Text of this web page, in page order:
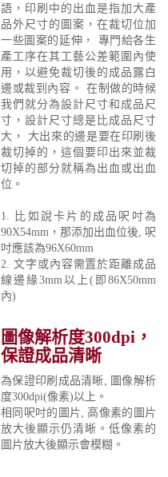
語，印刷中的出血是指加大產
品外尺寸的圖案，在裁切位加
一些圖案的延伸， 專門給各生
產工序在其工藝公差範圍內使
用，以避免裁切後的成品露白
邊或裁到內容。 在制做的時候
我們就分為設計尺寸和成品尺
寸，設計尺寸總是比成品尺寸
大， 大出來的邊是要在印刷後
裁切掉的，這個要印出來並裁
切掉的部分就稱為出血或出血
位。
1. 比如說卡片的成品呎吋為
90X54mm，那添加出血位後, 呎
吋應該為96X60mm
2. 文字或內容需置於距離成品
線邊緣3mm以上(即86X50mm
內)
圖像解析度300dpi，
保證成品清晰
為保證印刷成品清晰, 圖像解析
度300dpi(像素)以上。
相同呎吋的圖片, 高像素的圖片
放大後顯示仍清晰。低像素的
圖片放大後顯示會模糊。